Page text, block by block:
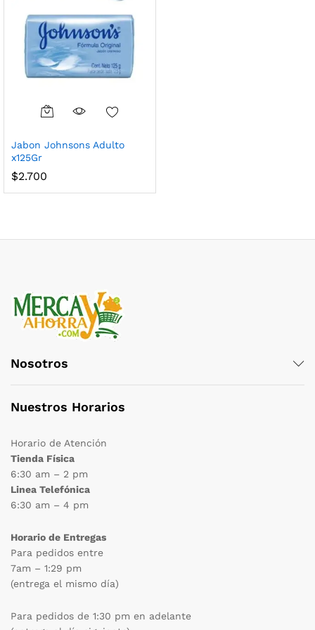
Jabon Johnsons Adulto
x125Gr
$2.700
Nosotros
Nuestros Horarios
Horario de Atención
Tienda Física
6:30 am – 2 pm
Linea Telefónica
6:30 am – 4 pm
Horario de Entregas
Para pedidos entre
7am – 1:29 pm
(entrega el mismo día)
Para pedidos de 1:30 pm en adelante